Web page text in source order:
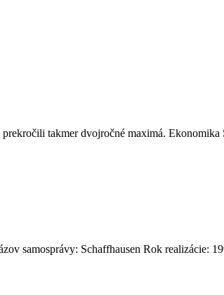
takmer dvojročné maximá.
samosprávy: Schaffhausen Rok realizácie: